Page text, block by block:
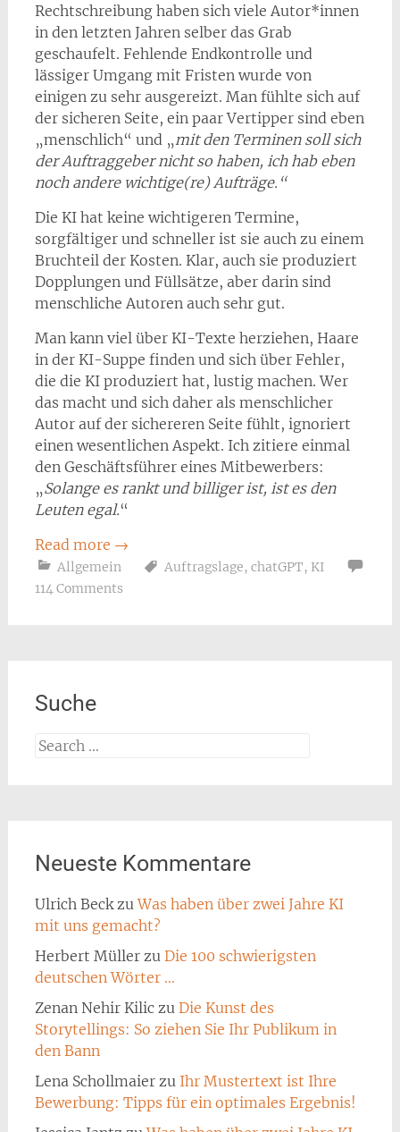
Rechtschreibung haben sich viele Autor*innen
in den letzten Jahren selber das Grab
geschaufelt. Fehlende Endkontrolle und
lässiger Umgang mit Fristen wurde von
einigen zu sehr ausgereizt. Man fühlte sich auf
der sicheren Seite, ein paar Vertipper sind eben
„menschlich“ und „ mit den Terminen soll sich
der Auftraggeber nicht so haben, ich hab eben
noch andere wichtige(re) Aufträge.“
Die KI hat keine wichtigeren Termine,
sorgfältiger und schneller ist sie auch zu einem
Bruchteil der Kosten. Klar, auch sie produziert
Dopplungen und Füllsätze, aber darin sind
menschliche Autoren auch sehr gut.
Man kann viel über KI-Texte herziehen, Haare
in der KI-Suppe finden und sich über Fehler,
die die KI produziert hat, lustig machen. Wer
das macht und sich daher als menschlicher
Autor auf der sichereren Seite fühlt, ignoriert
einen wesentlichen Aspekt. Ich zitiere einmal
den Geschäftsführer eines Mitbewerbers:
„Solange es rankt und billiger ist, ist es den
Leuten egal.“
Read more →
Allgemein Auftragslage, chatGPT, KI
114 Comments
Suche
Search
Neueste Kommentare
Ulrich BeckzuWas haben über zwei Jahre KI
mit uns gemacht?
Herbert Müllerzu Die 100 schwierigsten
deutschen Wörter …
Zenan Nehir Kiliczu Die Kunst des
Storytellings: So ziehen Sie Ihr Publikum in
den Bann
Lena Schollmaierzu Ihr Mustertext ist Ihre
Bewerbung: Tipps für ein optimales Ergebnis!